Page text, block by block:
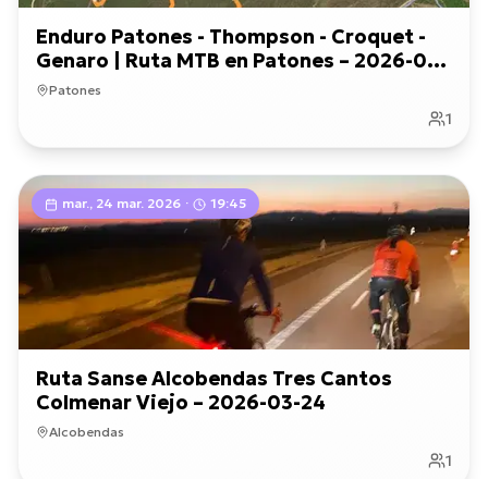
Enduro Patones - Thompson - Croquet -
Genaro | Ruta MTB en Patones – 2026-03-
26Patones
1
mar., 24 mar. 2026 · 19:45
Ruta Sanse Alcobendas Tres Cantos
Colmenar Viejo – 2026-03-24
Alcobendas
1